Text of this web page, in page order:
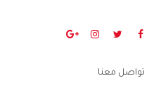
تواصل معنا